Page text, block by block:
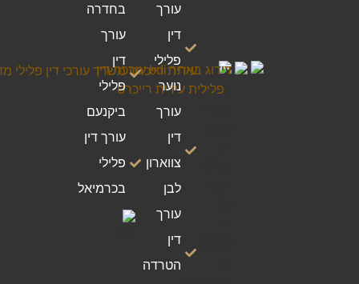
עורך
דין
פלילי
נוער
עורך
דין
צווארון
לבן
עורך
דין
הטרדה
בחדרה
עורך
דין
פלילי
ביקנעם
עורך דין
פלילי
בכרמיאל